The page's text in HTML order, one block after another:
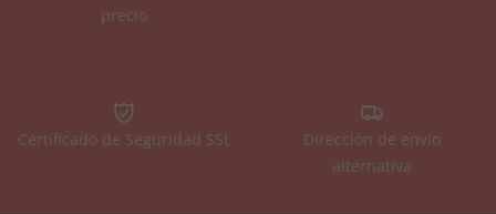
precio
Certificado de Seguridad SSL
Dirección de envío
alternativa